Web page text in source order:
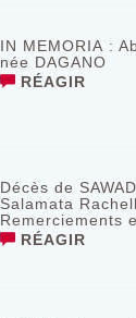
IN MEMORIA :
née DAGANO
RÉAGIR
Décès de
Salamata
Remerciements
RÉAGIR